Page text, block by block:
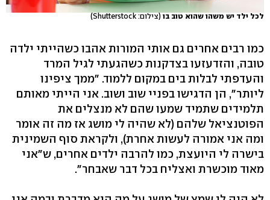
לכל ילד יש משהו שהוא טוב בו (צילום: Shutterstock)
כמו רבים אחרים גם אותי המורות אהבו כשהייתי ילדה
טובה, והזדעזעו בצדקנות כשהגעתי לגיל המרד
והעדפתי לבלות בים במקום ללמוד. "ממך ציפינו
ליותר", הן הדגישו בפניי שוב ושוב. אני הייתי מאותם
תלמידים שתמיד שמעו שהם לא מנצלים את
הפוטנציאל שלהם (לא שהיה לי מושג אז מה זה אומר
ומה אני אמורה לעשות אחרת), ולקראת סוף השמינית
בישרה לי היועצת, כמו להרבה ילדים אחרים, ש"אני
מאוד מוכשרת ואצליח בכל דבר שאבחר".